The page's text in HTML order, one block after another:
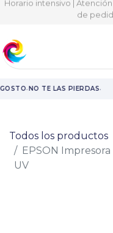
Horario intensivo |
de
·NO TE LAS PIERDAS·
Todos los productos
EPSON
UV